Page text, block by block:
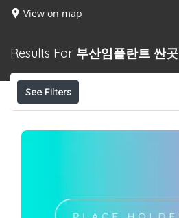
View on map
Results For 부산임플란트 싼곳
See Filters